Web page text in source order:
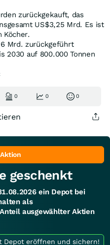
zurückgekauft, das
US$3,25 Mrd. Es ist
Köcher.
Mrd. zurückgeführt
2030 auf 800.000 Tonnen
0 0 0
geschenkt
ein Depot bei
als
ausgewählter Aktien
Depot eröffnen und sichern!